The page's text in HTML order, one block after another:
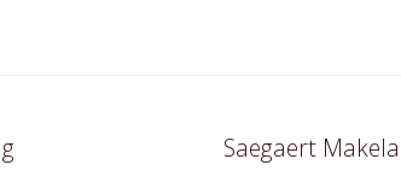
Saegaert